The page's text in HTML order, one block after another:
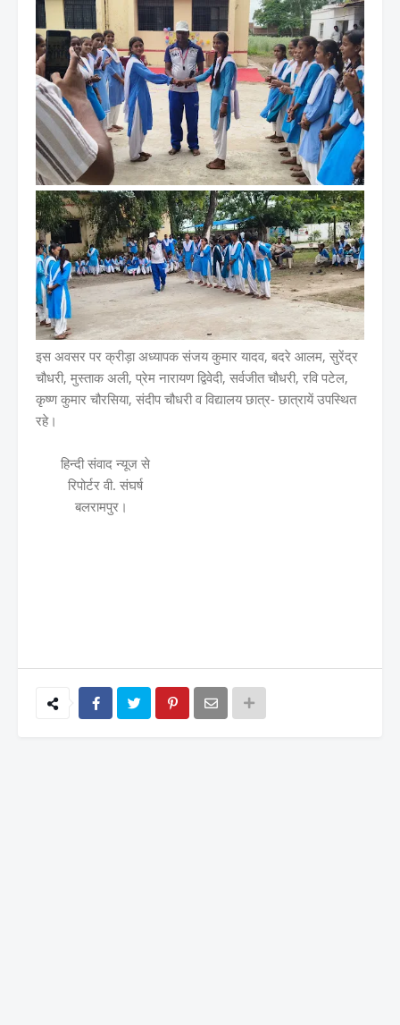
इस अवसर पर क्रीड़ा अध्यापक संजय कुमार यादव, बदरे आलम, सुरेंद्र
चौधरी, मुस्ताक अली, प्रेम नारायण द्विवेदी, सर्वजीत चौधरी, रवि पटेल,
कृष्ण कुमार चौरसिया, संदीप चौधरी व विद्यालय छात्र- छात्रायें उपस्थित
रहे।
हिन्दी संवाद न्यूज से
रिपोर्टर वी. संघर्ष
बलरामपुर।